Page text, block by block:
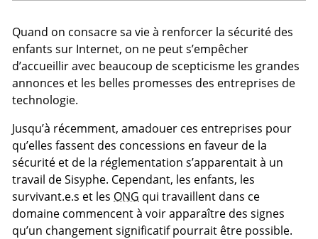
Quand on consacre sa vie à renforcer la sécurité des
enfants sur Internet, on ne peut s’empêcher
d’accueillir avec beaucoup de scepticisme les grandes
annonces et les belles promesses des entreprises de
technologie.
Jusqu’à récemment, amadouer ces entreprises pour
qu’elles fassent des concessions en faveur de la
sécurité et de la réglementation s’apparentait à un
travail de Sisyphe. Cependant, les enfants, les
survivant.e.s et les ONG qui travaillent dans ce
domaine commencent à voir apparaître des signes
qu’un changement significatif pourrait être possible.